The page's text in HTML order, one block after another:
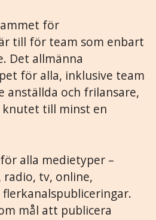
för
till för team som enbart
Det allmänna
för alla, inklusive team
anställda och frilansare,
knutet till minst en
alla medietyper –
tv, online,
mål att publicera